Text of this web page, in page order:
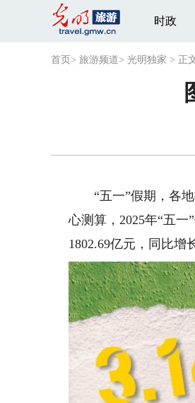
时政
首页 > 旅游频道> 光明独家 > 正
“五一”假期，各地
心测算，2025年“五
1802.69亿元，同比增